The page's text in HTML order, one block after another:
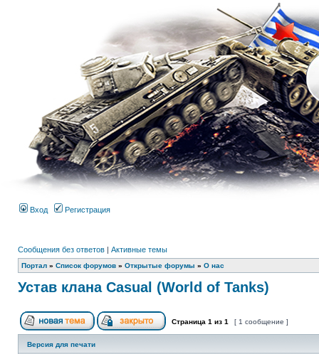
Вход Регистрация
Сообщения без ответов | Активные темы
Портал » Список форумов » Открытые форумы » О нас
Устав клана Casual (World of Tanks)
Страница 1 из 1 [ 1 сообщение ]
Версия для печати